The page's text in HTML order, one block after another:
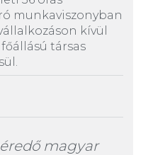
munkaviszonyban
kívül
társas
magyar